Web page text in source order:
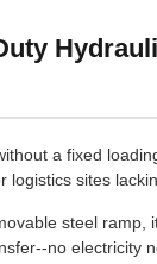
a fixed
logistics sites
steel ramp,
no electricity